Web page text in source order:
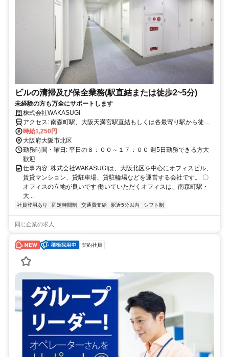
ビルの清掃及び保全業務(駅直結または徒歩2~5分)
未経験の方も万全にサポートします
株式会社WAKASUGI
アクセス: 南森町駅、大阪天満宮駅直結もしくは各最寄り駅から徒歩
２〜５分
時給1,250円
大阪府大阪市北区
勤務時間・曜日: 平日の８：００～１７：００ 週5日勤務できる方大
歓迎
仕事内容: 株式会社WAKASUGIは、大阪北区を中心にオフィスビル、
賃貸マンション、貸駐車場、貸駐輪場などを運営する会社です。 〇
オフィスの立地が良いです 働いていただくオフィスは、南森町駅・
大...
社員登用あり 固定時間制 交通費支給 駅近5分以内 シフト制
同じ企業の求人
契約社員